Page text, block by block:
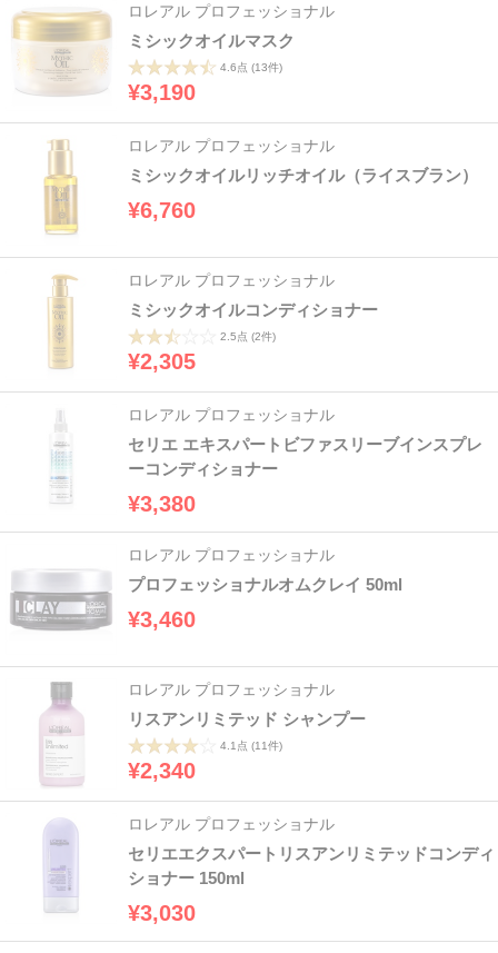
ロレアル プロフェッショナル
ミシックオイルマスク
4.6点 (13件)
¥3,190
ロレアル プロフェッショナル
ミシックオイルリッチオイル（ライスブラン）
¥6,760
ロレアル プロフェッショナル
ミシックオイルコンディショナー
2.5点 (2件)
¥2,305
ロレアル プロフェッショナル
セリエ エキスパートビファスリーブインスプレ
ーコンディショナー
¥3,380
ロレアル プロフェッショナル
プロフェッショナルオムクレイ 50ml
¥3,460
ロレアル プロフェッショナル
リスアンリミテッド シャンプー
4.1点 (11件)
¥2,340
ロレアル プロフェッショナル
セリエエクスパートリスアンリミテッドコンディ
ショナー 150ml
¥3,030